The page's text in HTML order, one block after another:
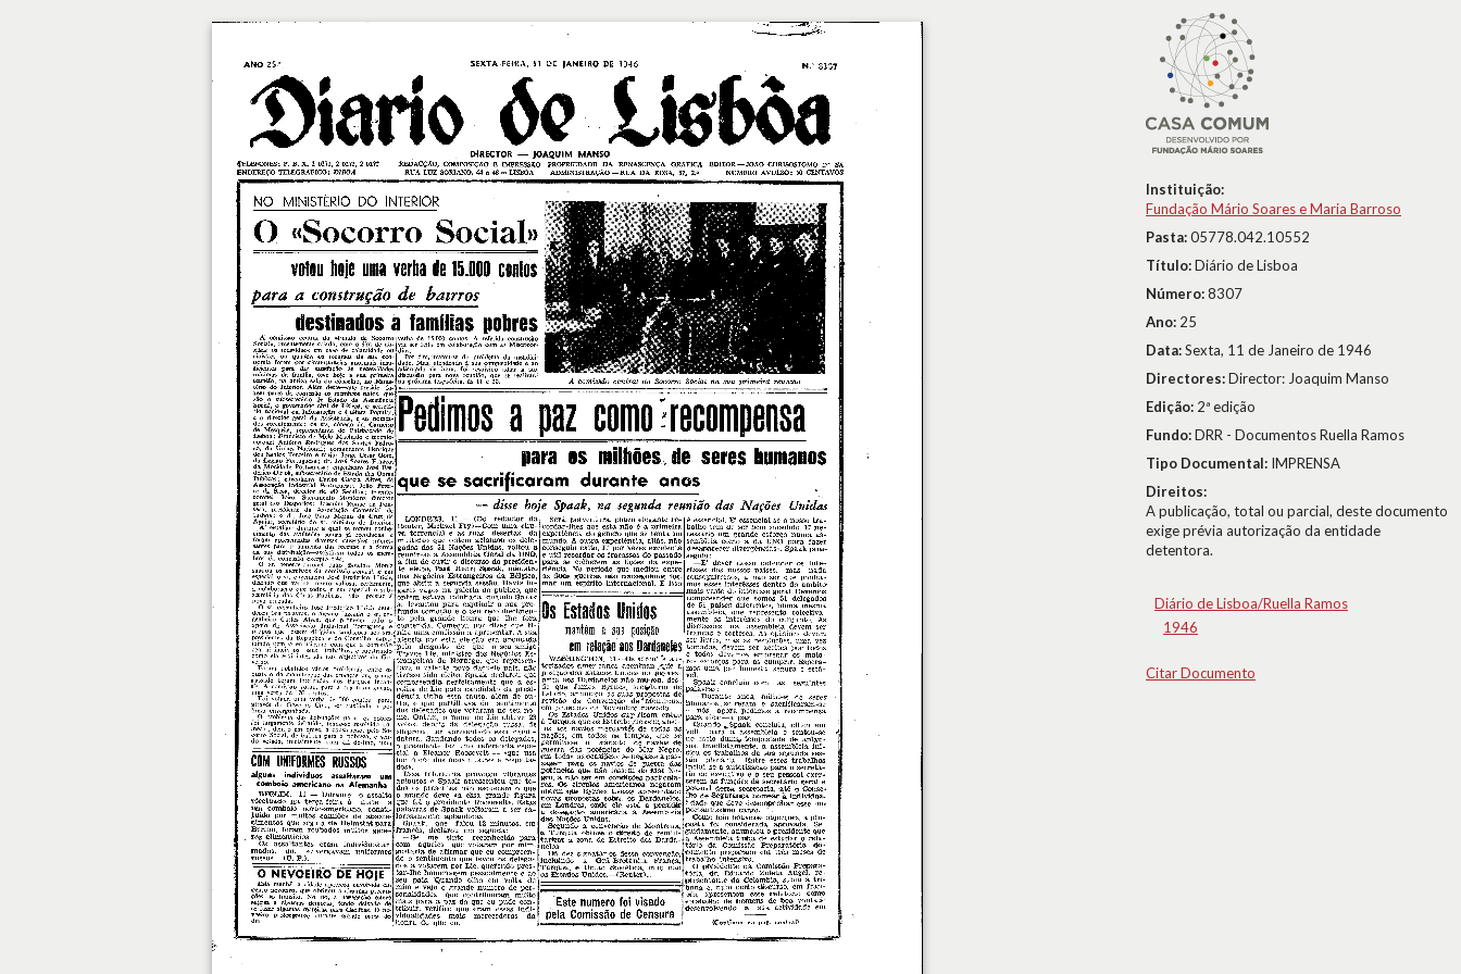
Instituição:
Fundação Mário Soares e Maria Barroso
Pasta:05778.042.10552
Título:Diário de Lisboa
Número:8307
Ano: 25
Data:Sexta, 11 de Janeiro de 1946
Directores:Director: Joaquim Manso
Edição: 2ª edição
Fundo:DRR - Documentos Ruella Ramos
Tipo Documental: IMPRENSA
Direitos:
A publicação, total ou parcial, deste documento
exige prévia autorização da entidade
detentora.
Diário de Lisboa/Ruella Ramos
1946
Citar Documento